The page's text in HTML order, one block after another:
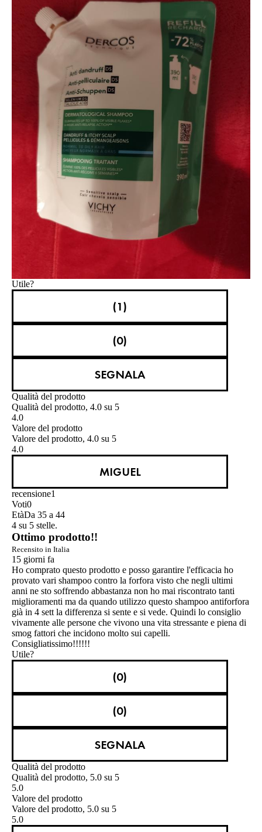
Utile?
(1)
(0)
SEGNALA
Qualità del prodotto
Qualità del prodotto, 4.0 su 5
4.0
Valore del prodotto
Valore del prodotto, 4.0 su 5
4.0
MIGUEL
recensione1
Voti0
EtàDa 35 a 44
4 su 5 stelle.
Ottimo prodotto!!
Recensito in Italia
15 giorni fa
Ho comprato questo prodotto e posso garantire l'efficacia ho
provato vari shampoo contro la forfora visto che negli ultimi
anni ne sto soffrendo abbastanza non ho mai riscontrato tanti
miglioramenti ma da quando utilizzo questo shampoo antiforfora
già in 4 sett la differenza si sente e si vede. Quindi lo consiglio
vivamente alle persone che vivono una vita stressante e piena di
smog fattori che incidono molto sui capelli.
Consigliatissimo!!!!!!
Utile?
(0)
(0)
SEGNALA
Qualità del prodotto
Qualità del prodotto, 5.0 su 5
5.0
Valore del prodotto
Valore del prodotto, 5.0 su 5
5.0